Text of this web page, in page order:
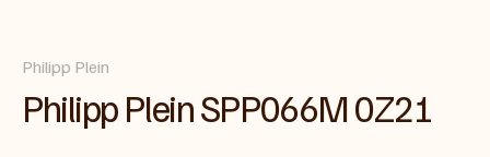
Philipp Plein
Philipp Plein SPP066M 0Z21